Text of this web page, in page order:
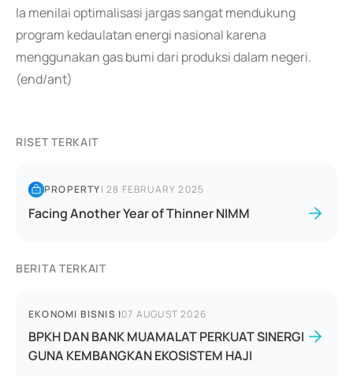
Ia menilai optimalisasi jargas sangat mendukung
program kedaulatan energi nasional karena
menggunakan gas bumi dari produksi dalam negeri.
(end/ant)
RISET TERKAIT
PROPERTY|28 FEBRUARY 2025
Facing Another Year of Thinner NIMM
BERITA TERKAIT
EKONOMI BISNIS |07 AUGUST 2026
BPKH DAN BANK MUAMALAT PERKUAT SINERGI
GUNA KEMBANGKAN EKOSISTEM HAJI